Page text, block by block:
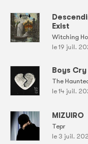
Exist
Witching
le 19 juil.
Boys Cry
The
le 14 juil.
MIZUIRO
Tepr
le 3 juil.